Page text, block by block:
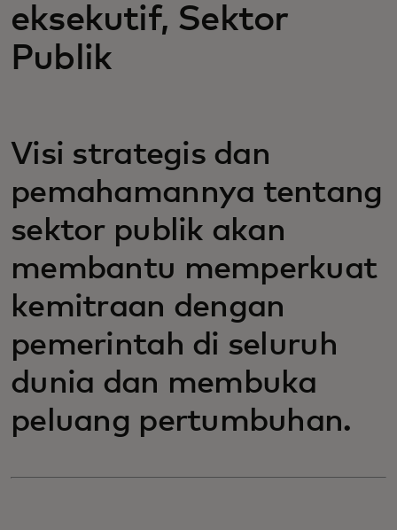
eksekutif, Sektor
Publik
Visi strategis dan
pemahamannya tentang
sektor publik akan
membantu memperkuat
kemitraan dengan
pemerintah di seluruh
dunia dan membuka
peluang pertumbuhan.